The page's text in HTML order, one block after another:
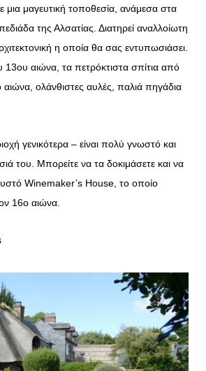
μια μαγευτική τοποθεσία, ανάμεσα στα
της Αλσατίας. Διατηρεί αναλλοίωτη
η οποία θα σας εντυπωσιάσει.
13ου αιώνα, τα πετρόκτιστα σπίτια από
ολάνθιστες αυλές, παλιά πηγάδια
γενικότερα – είναι πολύ γνωστό και
του. Μπορείτε να τα δοκιμάσετε και να
Winemaker’s House, το οποίο
16ο αιώνα.